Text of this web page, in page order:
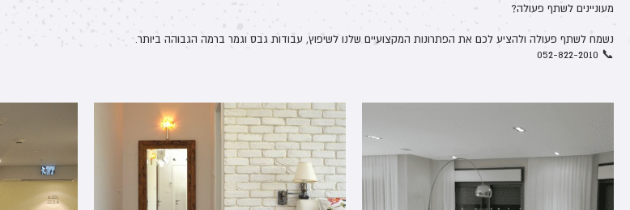
מעוניינים לשתף פעולה?
נשמח לשתף פעולה ולהציע לכם את הפתרונות המקצועיים שלנו לשיפוץ, עבודות גבס וגמר ברמה הגבוהה ביותר.
📞 052-822-2010